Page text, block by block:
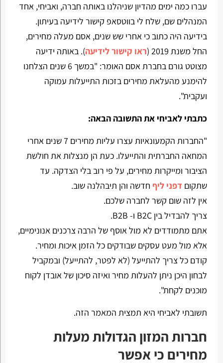
עברו כמה ימים מהדיון שניהלנו באותה חברה, ואביחי, אחד
המנהלים שם, שלח לי בווטסאפ קישור לידיעה בעיתון.
בידיעה היה כתוב כי אחרי שש שנים, אסם מעלה מחירים,
החל משנת 2019 (
ראו קישור לידיעה). באותה ידיעה
מצוטט גורם בחברת אסם האומר: "במשך 6 שנים הצלחנו
להימנע מהעלאת מחירים בזכות התייעלות עמוקה
ועקבית".
כתבתי לאביחי את התשובה הבאה:
"החברות הקמעונאיות עצרו עליות מחירים 7 שנים אחרי
המחאה החברתית והתייעלו. כעת הן מנצלות את חולשת
הציבור ומייקרות מחירים, על פי רוב בלי הצדקה. עד
שתקום דפני ליףחדשה והן תיבהלנה שוב.
אין לזה שום קשר לחברה שלכם.
צריך להבדיל בין B2C ו- B2B.
אתם מתמודדים לא מול אוסף של הרבה צרכנים אנונימיים,
אלא מול מעט עסקים שבודקים כל הזמן איכות ומחיר.
קודם כל צריך להתייעל (לא לפטר, להתייעל) ובמקביל
לבחון היכן ניתן להעלות מחיר ואיזה סיכון של אובדן לקוח
מוכנים לקחת".
תשובתי לאביחי היא תמצית המאמר הזה.
חברות המזון הגדולות מעלות
מחירים כי אפשר